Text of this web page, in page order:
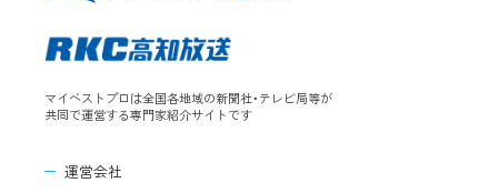
マイベストプロは全国各地域の新聞社・テレビ局等が
共同で運営する専門家紹介サイトです
運営会社